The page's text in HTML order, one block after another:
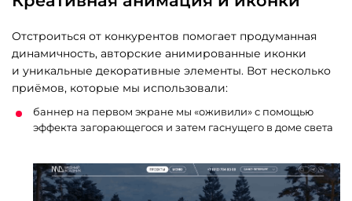
Отстроиться от конкурентов помогает продуманная
динамичность, авторские анимированные иконки
и уникальные декоративные элементы. Вот несколько
приёмов, которые мы использовали:
баннер на первом экране мы «оживили» с помощью
эффекта загорающегося и затем гаснущего в доме света